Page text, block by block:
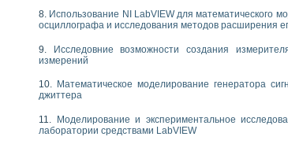
«Моделирование систем» и «Автоматизация проектирования
электрических характеристик газоразрядных и
информационно-измерительным системам (ИИС)
характеристик на основе использования звуковой
теории Коммутации
работы «Имитационное моделирование
национального проекта «Образование» технологий
решателей обыкновенных дифференциальных уравнений
Использование NI LabVIEW для математического
осциллографа и исследования методов расширения
Исследовние возможности создания
измерений
Математическое моделирование генератора
джиттера
Моделирование и экспериментальное
лаборатории средствами LabVIEW